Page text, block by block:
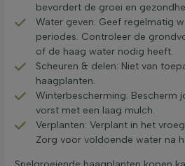
bevordert de groei en
Water geven: Geef regelmatig
periodes. Controleer de
of de haag water nodig heeft.
Scheuren & delen: Niet van
haagplanten.
Winterbescherming: Bescherm
vorst met een laag mulch.
Verplanten: Verplant in het
Zorg voor voldoende water na